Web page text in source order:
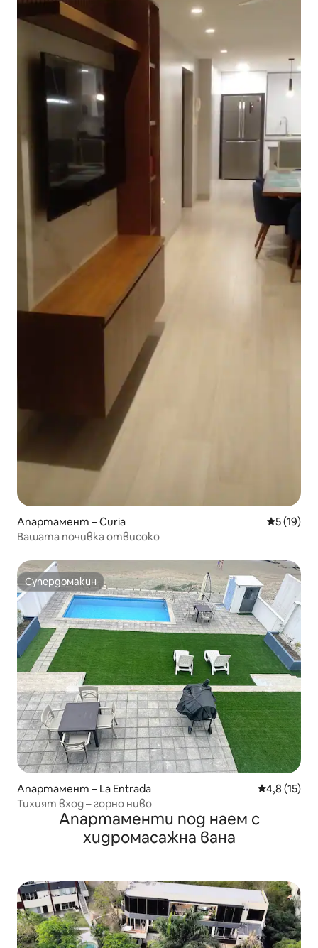
Апартамент – Curia Средна
5 (19)
Вашата почивка отвисоко
Супердомакин
Супердомакин
Апартамент – La Entrada Средна
4,8 (15)
Тихият вход – горно ниво
Апартаменти под наем с
хидромасажна вана